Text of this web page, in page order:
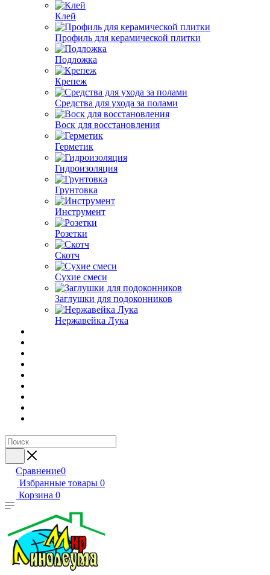
Клей
Профиль для керамической плитки
Подложка
Крепеж
Средства для ухода за полами
Воск для восстановления
Герметик
Гидроизоляция
Грунтовка
Инструмент
Розетки
Скотч
Сухие смеси
Заглушки для подоконников
Нержавейка Лука
Сравнение0
Избранные товары 0
Корзина 0